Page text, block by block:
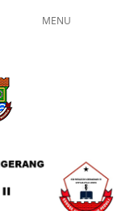
MENU